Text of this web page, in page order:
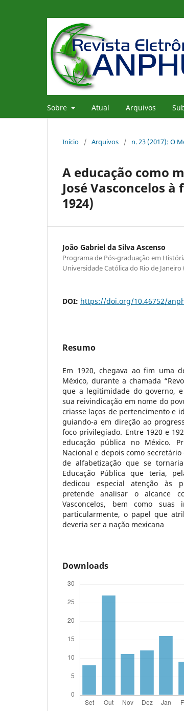
Sobre Atual Arquivos
Início / Arquivos / n. 23 (2017): O
A educação como
José Vasconcelos
1924)
João Gabriel da Silva Ascenso
Programa de Pós-graduação em
Universidade Católica do Rio de Janeiro
DOI: https://doi.org/10.46752/
Resumo
Em 1920, chegava ao fim uma
México, durante a chamada
que a legitimidade do governo,
sua reivindicação em nome do
criasse laços de pertencimento e
guiando-a em direção ao
foco privilegiado. Entre 1920 e
educação pública no México.
Nacional e depois como
de alfabetização que se
Educação Pública que teria,
dedicou especial atenção às
pretende analisar o alcance
Vasconcelos, bem como suas
particularmente, o papel que
deveria ser a nação mexicana
Downloads